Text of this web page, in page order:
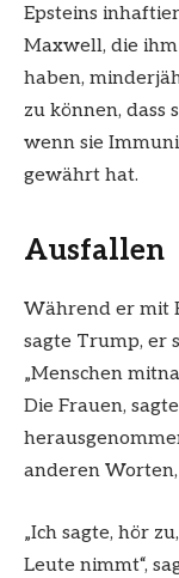
Epsteins
Maxwell, die
haben,
zu können, dass
wenn sie
gewährt hat.
Ausfallen
Während er mit
sagte Trump, er
„Menschen
Die Frauen,
anderen Worten,
„Ich sagte, hör
Leute nimmt“,